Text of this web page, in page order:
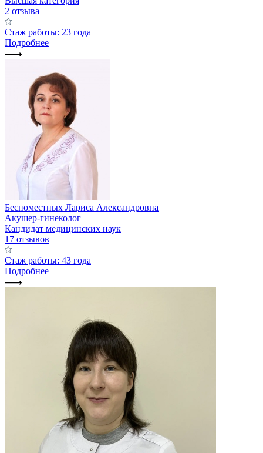
2 отзыва
Стаж работы: 23 года
Подробнее
Беспоместных Лариса Александровна
Акушер-гинеколог
Кандидат медицинских наук
17 отзывов
Стаж работы: 43 года
Подробнее